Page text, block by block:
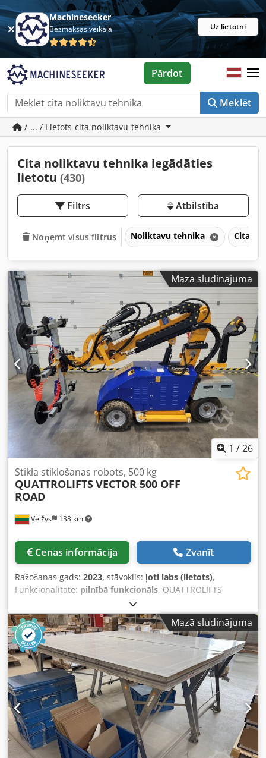
Machineseeker
Bezmaksas veikalā Uz lietotni
Meklēt
Pārdot
/ ... / Lietots cita noliktavu tehnika
Cita noliktavu tehnika iegādāties
lietotu (430)
Filtrs Atbilstība
Noņemt visus filtrus Noliktavu tehnika Cita
Mazā sludinājuma
1 /26
Velžys 133 km
Stikla stiklošanas robots, 500 kg
QUATTROLIFTSVECTOR 500 OFF
ROAD
Cenas informācija Zvanīt
Ražošanas gads: 2023, stāvoklis: ļoti labs (lietots),
Funkcionalitāte: pilnībā funkcionāls, QUATTROLIFTS
VECTOR 500 – APRĪKOJUMS DARBAM ĀRĀ Stikla
transportēšanas un montāžas iekārta Csdsq Ih Tkopfx An
Ijrf Dubultā vakuumsistēma nodrošina papildu drošību,
apstrādājot stiklu Grozī un nolaiž stiklu Regulējamas
sūkšanas plāksnes Maksimālā kravnesība: 500 kg
Komplektā ietilpst transportēšanas rāmis Skatīt pielikumā
esošos tehniskos datus Ļoti labā stāvoklī Tiek pārdots tāds,
kāds ir Skatīt video Pieejams uzreiz
Mazā sludinājuma